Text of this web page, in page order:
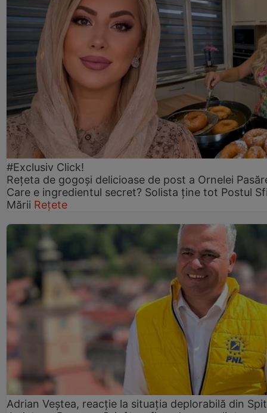
#Exclusiv Click!
Rețeta de gogoşi delicioase de post a Ornelei
Care e ingredientul secret? Solista ține tot Postul
Mării Rețete
Adrian Veștea, reacție la situația deplorabilă din